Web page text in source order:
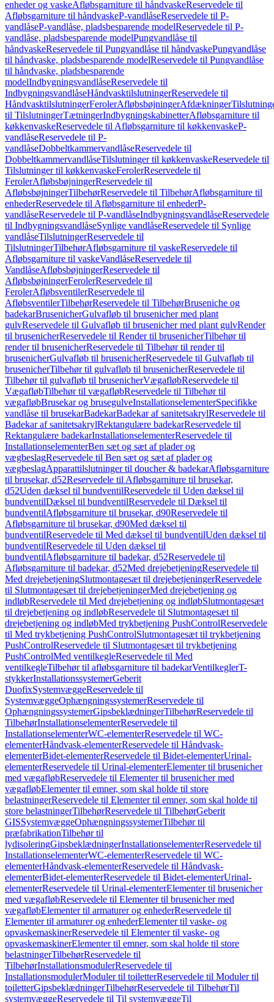
enheder og vaskeAfløbsgarniture til håndvaskeReservedele til
Afløbsgarniture til håndvaskeP-vandlåseReservedele til P-
vandlåseP-vandlåse, pladsbesparende modelReservedele til P-
vandlåse, pladsbesparende modelPungvandlåse til
håndvaskeReservedele til Pungvandlåse til håndvaskePungvandlåse
til håndvaske, pladsbesparende modelReservedele til Pungvandlåse
til håndvaske, pladsbesparende
modelIndbygningsvandlåseReservedele til
IndbygningsvandlåseHåndvasktilslutningerReservedele til
HåndvasktilslutningerFerolerAfløbsbøjningerAfdækninger
til TilslutningerTætningerIndbygningskabinetterAfløbsgarniture til
køkkenvaskeReservedele til Afløbsgarniture til køkkenvaskeP-
vandlåseReservedele til P-
vandlåseDobbeltkammervandlåseReservedele til
DobbeltkammervandlåseTilslutninger til køkkenvaskeReservedele til
Tilslutninger til køkkenvaskeFerolerReservedele til
FerolerAfløbsbøjningerReservedele til
AfløbsbøjningerTilbehørReservedele til TilbehørAfløbsgarniture til
enhederReservedele til Afløbsgarniture til enhederP-
vandlåseReservedele til P-vandlåseIndbygningsvandlåseReservedele
til IndbygningsvandlåseSynlige vandlåseReservedele til Synlige
vandlåseTilslutningerReservedele til
TilslutningerTilbehørAfløbsgarniture til vaskeReservedele til
Afløbsgarniture til vaskeVandlåseReservedele til
VandlåseAfløbsbøjningerReservedele til
AfløbsbøjningerFerolerReservedele til
FerolerAfløbsventilerReservedele til
AfløbsventilerTilbehørReservedele til TilbehørBruseniche og
badekarBrusenicherGulvafløb til brusenicher med plant
gulvReservedele til Gulvafløb til brusenicher med plant gulvRender
til brusenicherReservedele til Render til brusenicherTilbehør til
render til brusenicherReservedele til Tilbehør til render til
brusenicherGulvafløb til brusenicherReservedele til Gulvafløb til
brusenicherTilbehør til gulvafløb til brusenicherReservedele til
Tilbehør til gulvafløb til brusenicherVægafløbReservedele til
VægafløbTilbehør til vægafløbReservedele til Tilbehør til
vægafløbBrusekar og brusegulveInstallationselementerSpecifikke
vandlåse til brusekarBadekarBadekar af sanitetsakrylReservedele til
Badekar af sanitetsakrylRektangulære badekarReservedele til
Rektangulære badekarInstallationselementerReservedele til
InstallationselementerBen sæt og sæt af plader og
vægbeslagReservedele til Ben sæt og sæt af plader og
vægbeslagApparattilslutninger til doucher & badekarAfløbsgarniture
til brusekar, d52Reservedele til Afløbsgarniture til brusekar,
d52Uden dæksel til bundventilReservedele til Uden dæksel til
bundventilDæksel til bundventilReservedele til Dæksel til
bundventilAfløbsgarniture til brusekar, d90Reservedele til
Afløbsgarniture til brusekar, d90Med dæksel til
bundventilReservedele til Med dæksel til bundventilUden dæksel til
bundventilReservedele til Uden dæksel til
bundventilAfløbsgarniture til badekar, d52Reservedele til
Afløbsgarniture til badekar, d52Med drejebetjeningReservedele til
Med drejebetjeningSlutmontagesæt til drejebetjeningerReservedele
til Slutmontagesæt til drejebetjeningerMed drejebetjening og
indløbReservedele til Med drejebetjening og indløbSlutmontagesæt
til drejebetjening og indløbReservedele til Slutmontagesæt til
drejebetjening og indløbMed trykbetjening PushControlReservedele
til Med trykbetjening PushControlSlutmontagesæt til trykbetjening
PushControlReservedele til Slutmontagesæt til trykbetjening
PushControlMed ventilkegleReservedele til Med
ventilkegleTilbehør til afløbsgarniture til badekarVentilkeglerT-
stykkerInstallationssystemerGeberit
DuofixSystemvæggeReservedele til
SystemvæggeOphængningssystemerReservedele til
OphængningssystemerGipsbeklædningerTilbehørReservedele til
TilbehørInstallationselementerReservedele til
InstallationselementerWC-elementerReservedele til WC-
elementerHåndvask-elementerReservedele til Håndvask-
elementerBidet-elementerReservedele til Bidet-elementerUrinal-
elementerReservedele til Urinal-elementerElementer til brusenicher
med vægafløbReservedele til Elementer til brusenicher med
vægafløbElementer til emner, som skal holde til store
belastningerReservedele til Elementer til emner, som skal holde til
store belastningerTilbehørReservedele til TilbehørGeberit
GISSystemvæggeOphængningssystemerTilbehør til
præfabrikationTilbehør til
lydisoleringGipsbeklædningerInstallationselementerReservedele til
InstallationselementerWC-elementerReservedele til WC-
elementerHåndvask-elementerReservedele til Håndvask-
elementerBidet-elementerReservedele til Bidet-elementerUrinal-
elementerReservedele til Urinal-elementerElementer til brusenicher
med vægafløbReservedele til Elementer til brusenicher med
vægafløbElementer til armaturer og enhederReservedele til
Elementer til armaturer og enhederElementer til vaske- og
opvaskemaskinerReservedele til Elementer til vaske- og
opvaskemaskinerElementer til emner, som skal holde til store
belastningerTilbehørReservedele til
TilbehørInstallationsmodulerReservedele til
InstallationsmodulerModuler til toiletterReservedele til Moduler til
toiletterGipsbeklædningerTilbehørReservedele til TilbehørTil
systemvæggeReservedele til Til systemvæggeTil